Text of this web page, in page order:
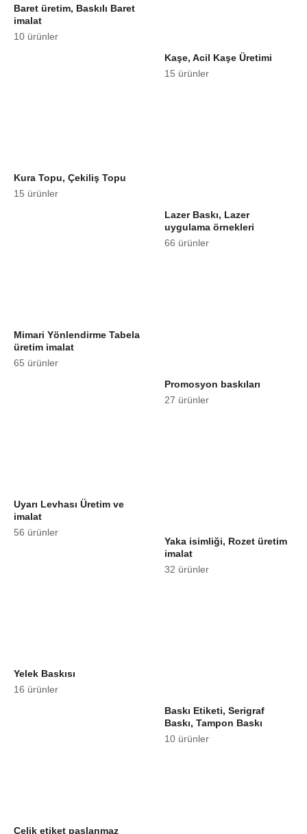
Baret üretim, Baskılı Baret
imalat
10 ürünler
Kaşe, Acil Kaşe Üretimi
15 ürünler
Kura Topu, Çekiliş Topu
15 ürünler
Lazer Baskı, Lazer
uygulama örnekleri
66 ürünler
Mimari Yönlendirme Tabela
üretim imalat
65 ürünler
Promosyon baskıları
27 ürünler
Uyarı Levhası Üretim ve
imalat
56 ürünler
Yaka isimliği, Rozet üretim
imalat
32 ürünler
Yelek Baskısı
16 ürünler
Baskı Etiketi, Serigraf
Baskı, Tampon Baskı
10 ürünler
Çelik etiket paslanmaz